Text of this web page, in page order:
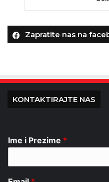
Zapratite nas na
KONTAKTIRAJTE NAS
Ime i Prezime *